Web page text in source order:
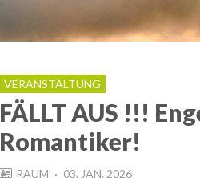
VERANSTALTUNG
FÄLLT AUS !!!
Romantiker!
RAUM
POSTED
03. JAN. 2026